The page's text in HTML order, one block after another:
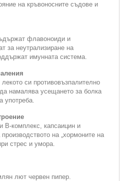
на кръвоносните съдове и
флавоноиди и
за неутрализиране на
имунната система.
си противовъзпалително
намалява усещането за болка
употреба.
B-комплекс, капсаицин и
на „хормоните на
стрес и умора.
лют червен пипер.